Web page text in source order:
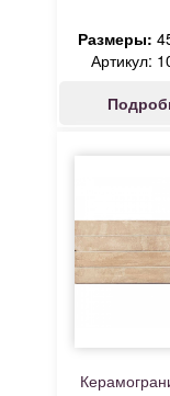
Размеры:
Артикул: